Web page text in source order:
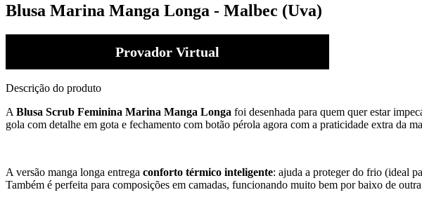
Blusa Marina Manga Longa - Malbec (Uva)
Provador Virtual
Descrição do produto
A Blusa Scrub Feminina Marina Manga Longa foi desenhada para quem quer estar
gola com detalhe em gota e fechamento com botão pérola agora com a praticidade extra da
A versão manga longa entrega conforto térmico inteligente: ajuda a proteger do frio (ideal
Também é perfeita para composições em camadas, funcionando muito bem por baixo de